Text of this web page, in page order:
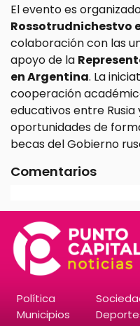
El evento es
Rossotrudnichestvo
colaboración con las
apoyo de la
en Argentina. La
cooperación
educativos entre
oportunidades de
becas del Gobierno
Comentarios
Política
Municipios